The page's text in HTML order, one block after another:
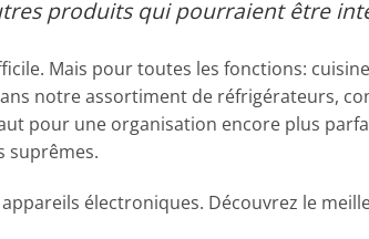
produits qui pourraient être
Mais pour toutes les fonctions:
notre assortiment de réfrigérateurs,
pour une organisation encore plus
suprêmes.
électroniques. Découvrez le